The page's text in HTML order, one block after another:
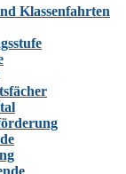
Klassenfahrten